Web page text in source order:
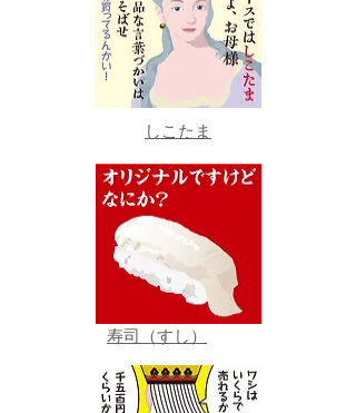
しこたま
寿司（すし）